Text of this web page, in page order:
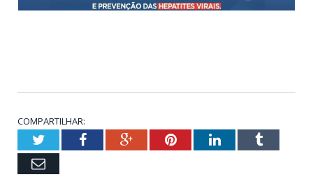
COMPARTILHAR:
TwitterFacebookGoogle+PinterestLinkedInTumblr
Email